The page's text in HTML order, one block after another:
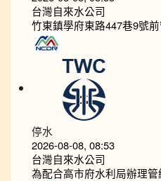
台灣自來水公司
竹東鎮學府東路447巷9號
停水
2026-08-08, 08:53
台灣自來水公司
為配合高市府水利局辦理管